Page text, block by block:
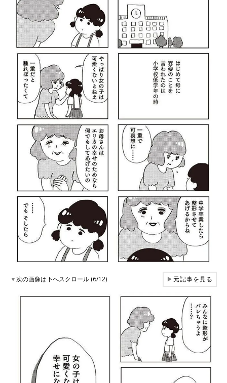
▼次の画像は下へスクロール (6/12) ▶元記事を見る